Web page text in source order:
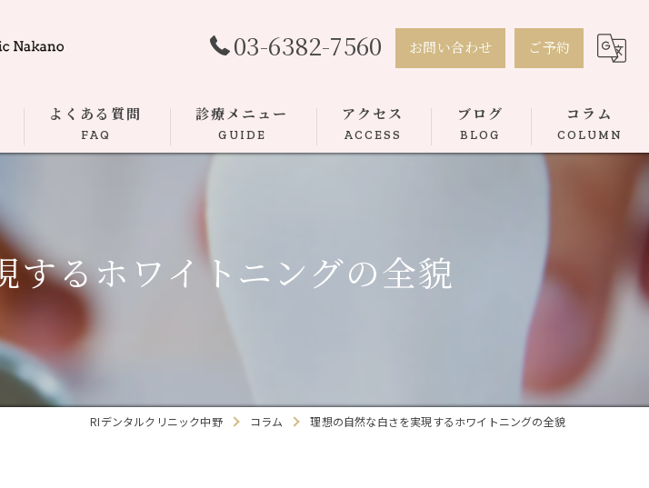
03-6382-7560 お問い合わせ ご予約
よくある質問
FAQ
診療メニュー
GUIDE
歯周病
小児歯科
アクセス
ACCESS
ブログ
BLOG
コラム
COLUMN
るホワイトニングの全貌
RIデンタルクリニック中野 コラム 理想の自然な白さを実現するホワイトニングの全貌